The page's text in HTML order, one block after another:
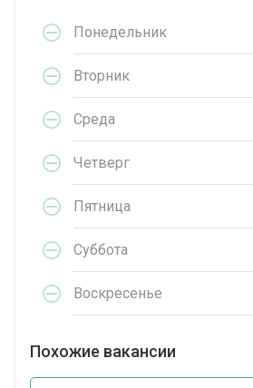
Понедельник
Вторник
Среда
Четверг
Пятница
Суббота
Воскресенье
Похожие вакансии